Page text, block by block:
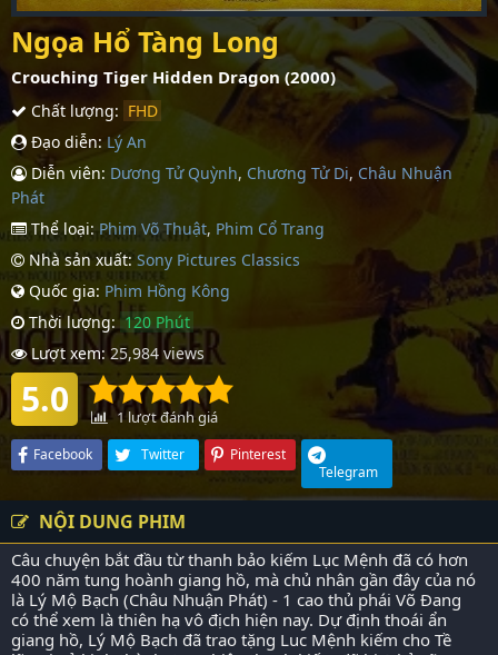
Ngọa Hổ Tàng Long
Crouching Tiger Hidden Dragon (2000)
Chất lượng: FHD
Đạo diễn: Lý An
Diễn viên: Dương Tử Quỳnh, Chương Tử Di, Châu Nhuận
Phát
Thể loại: Phim Võ Thuật, Phim Cổ Trang
Nhà sản xuất: Sony Pictures Classics
Quốc gia: Phim Hồng Kông
Thời lượng: 120 Phút
Lượt xem: 25,984 views
5.0 1lượt đánh giá
Facebook Twitter
Pinterest
Telegram
NỘI DUNG PHIM
Câu chuyện bắt đầu từ thanh bảo kiếm Lục Mệnh đã có hơn
400 năm tung hoành giang hồ, mà chủ nhân gần đây của nó
là Lý Mộ Bạch (Châu Nhuận Phát) - 1 cao thủ phái Võ Đang
có thể xem là thiên hạ vô địch hiện nay. Dự định thoái ẩn
giang hồ, Lý Mộ Bạch đã trao tặng Luc Mệnh kiếm cho Tề